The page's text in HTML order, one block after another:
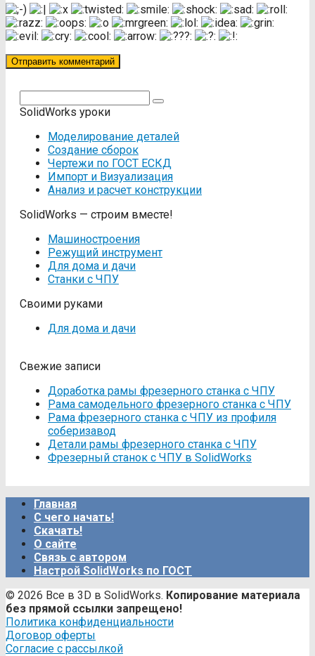
SolidWorks уроки
Моделирование деталей
Создание сборок
Чертежи по ГОСТ ЕСКД
Импорт и Визуализация
Анализ и расчет конструкции
SolidWorks — строим вместе!
Машиностроения
Режущий инструмент
Для дома и дачи
Станки с ЧПУ
Своими руками
Для дома и дачи
Свежие записи
Доработка рамы фрезерного станка с ЧПУ
Рама самодельного фрезерного станка с ЧПУ
Рама фрезерного станка c ЧПУ из профиля
соберизавод
Детали рамы фрезерного станка с ЧПУ
Фрезерный станок с ЧПУ в SolidWorks
Главная
С чего начать!
Скачать!
О сайте
Связь с автором
Настрой SolidWorks по ГОСТ
© 2026 Все в 3D в SolidWorks. Копирование материала
без прямой ссылки запрещено!
Политика конфиденциальности
Договор оферты
Согласие с рассылкой